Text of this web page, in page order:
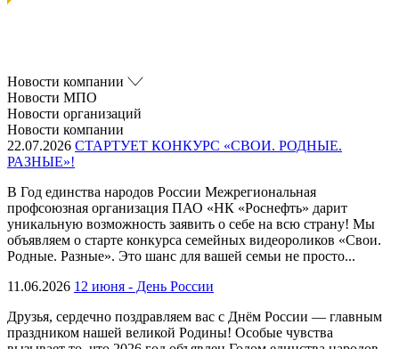
Новости компании
Новости МПО
Новости организаций
Новости компании
22.07.2026 СТАРТУЕТ КОНКУРС «СВОИ. РОДНЫЕ.
РАЗНЫЕ»!
В Год единства народов России Межрегиональная
профсоюзная организация ПАО «НК «Роснефть» дарит
уникальную возможность заявить о себе на всю страну! Мы
объявляем о старте конкурса семейных видеороликов «Свои.
Родные. Разные». Это шанс для вашей семьи не просто...
11.06.2026 12 июня - День России
Друзья, сердечно поздравляем вас с Днём России — главным
праздником нашей великой Родины! Особые чувства